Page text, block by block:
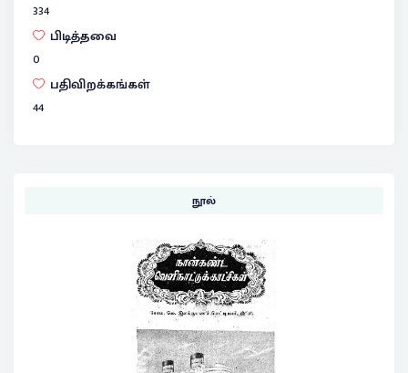
334
பிடித்தவை
0
பதிவிறக்கங்கள்
44
நூல்